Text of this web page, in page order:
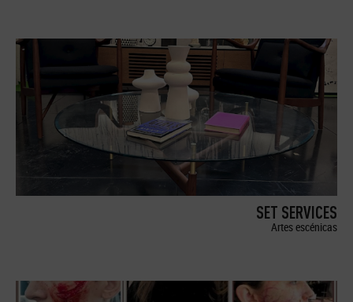
SET SERVICES
Artes escénicas